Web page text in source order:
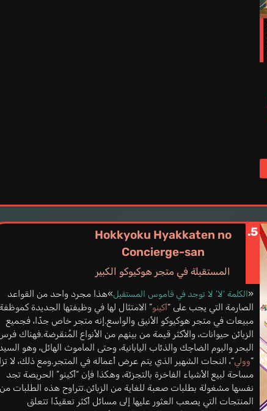
5.
Hokkyoku Hyakkaten no
Concierge-san
المستقبِلة في متجر هوكيوكو الكبير
«الكلمة ‘لا’ لا توجد في قاموس المستقبِل»هذا مجرد واحد من القواعد
الصارمة التي يجب على “أكينو” الامتثال لها في وظيفتها الجديدة
مبيعات في متجر هوكيوكو الأنيق والواسع.إنه متجر خاص جدًا، فجميع
الزبائن حيوانات، والأكثر قيمة من بينهم من الأنواع المُنقرضة.فهناك
البحر والبوم الضاحِك والذئاب اليابانية، وحتى الماموث الهائل، وهو
“وولي“، النحات الشهير الذي يتم عرض أعماله في المتجر.ومع ذلك، لا
مساحة لبيع الأشياء الفاخرة بالتجزئة، وهكذا فإن “أكينو” الحريصة تجد
نفسها مشغولة بطلبات صعبة للغاية من الزبائن.تتراوح هذه الطلبات
المنتجات التي يصعب العثور عليها إلى مسائل أكثر تعقيدًا تتعلق